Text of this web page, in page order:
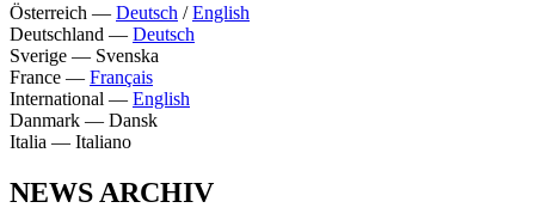
Österreich — Deutsch /English
Deutschland — Deutsch
Sverige — Svenska
France — Français
International — English
Danmark — Dansk
Italia — Italiano
NEWS ARCHIV